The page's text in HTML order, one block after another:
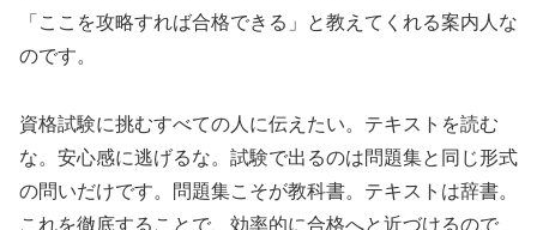
「ここを攻略すれば合格できる」と教えてくれる案内人な
のです。
資格試験に挑むすべての人に伝えたい。テキストを読む
な。安心感に逃げるな。試験で出るのは問題集と同じ形式
の問いだけです。問題集こそが教科書。テキストは辞書。
これを徹底することで、効率的に合格へと近づけるので